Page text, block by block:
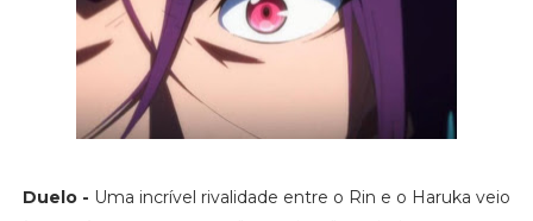
Duelo - Uma incrível rivalidade entre o Rin e o Haruka veio